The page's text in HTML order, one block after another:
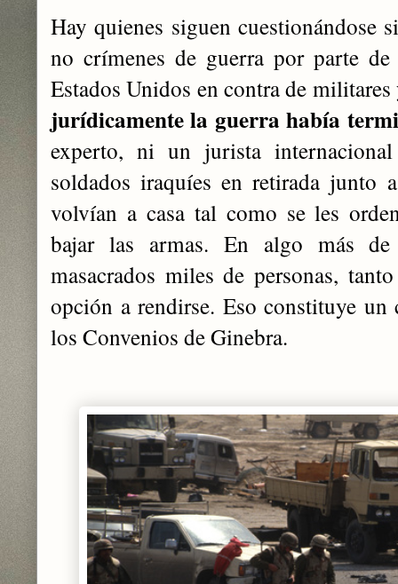
Hay quienes siguen cuestionándose
no crímenes de guerra por parte
Estados Unidos en contra de
jurídicamente la guerra había
experto, ni un jurista
soldados iraquíes en retirada junto
volvían a casa tal como se les
bajar las armas. En algo más
masacrados miles de personas,
opción a rendirse. Eso constituye
los Convenios de Ginebra.